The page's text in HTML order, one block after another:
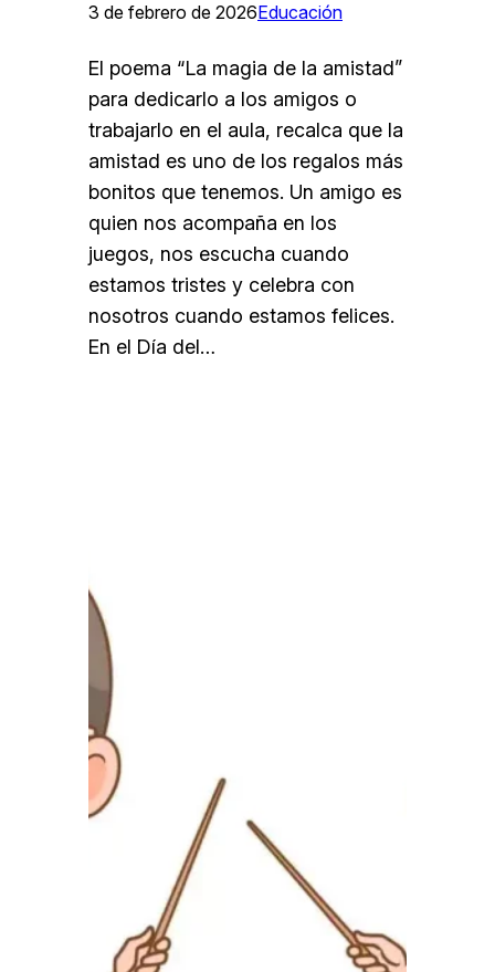
3 de febrero de 2026Educación
El poema “La magia de la amistad”
para dedicarlo a los amigos o
trabajarlo en el aula, recalca que la
amistad es uno de los regalos más
bonitos que tenemos. Un amigo es
quien nos acompaña en los
juegos, nos escucha cuando
estamos tristes y celebra con
nosotros cuando estamos felices.
En el Día del…